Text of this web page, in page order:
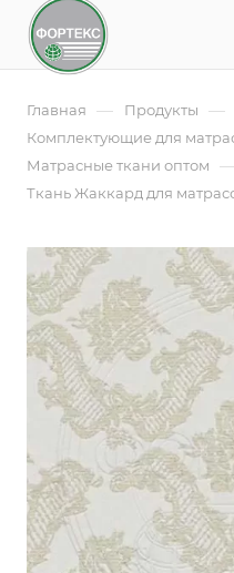
Главная — Продукты —
Комплектующие для
Матрасные ткани оптом
Ткань Жаккард для
Songul
Жаккардовое полотно -
производителей
Подробности
Задать
Возможны
Не является публичной